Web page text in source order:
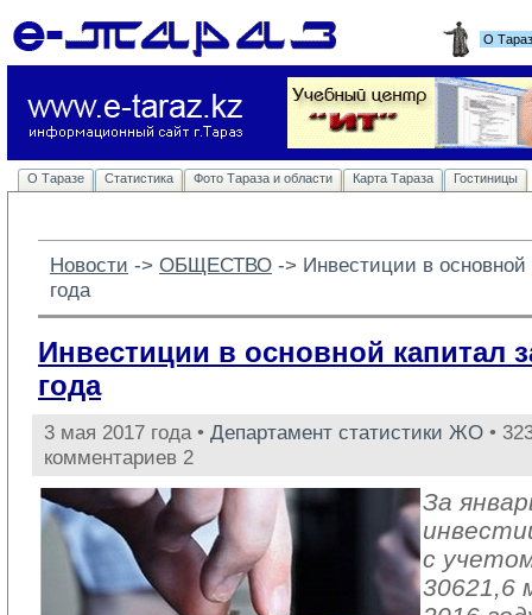
О
О Таразе Статистика Фото Тараза и области Карта Тараза Гостиницы
Новости -> ОБЩЕСТВО -> Инвестиции в основной
года
Инвестиции в основной капитал
года
3 мая 2017 года • Департамент статистики ЖО •
комментариев 2
За
с
30621,6